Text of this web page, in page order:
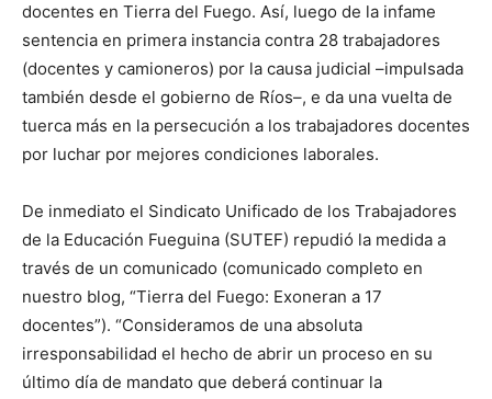
docentes en Tierra del Fuego. Así, luego de la infame
sentencia en primera instancia contra 28 trabajadores
(docentes y camioneros) por la causa judicial –impulsada
también desde el gobierno de Ríos–, e da una vuelta de
tuerca más en la persecución a los trabajadores docentes
por luchar por mejores condiciones laborales.
De inmediato el Sindicato Unificado de los Trabajadores
de la Educación Fueguina (SUTEF) repudió la medida a
través de un comunicado (comunicado completo en
nuestro blog, “Tierra del Fuego: Exoneran a 17
docentes”). “Consideramos de una absoluta
irresponsabilidad el hecho de abrir un proceso en su
último día de mandato que deberá continuar la